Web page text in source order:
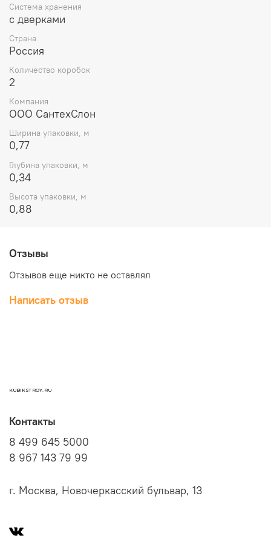
Система хранения
с дверками
Страна
Россия
Количество коробок
2
Компания
ООО СантехСлон
Ширина упаковки, м
0,77
Глубина упаковки, м
0,34
Высота упаковки, м
0,88
Отзывы
Отзывов еще никто не оставлял
Написать отзыв
KUBIKSTROY.RU
Контакты
8 499 645 5000
8 967 143 79 99
г. Москва, Новочеркасский бульвар, 13